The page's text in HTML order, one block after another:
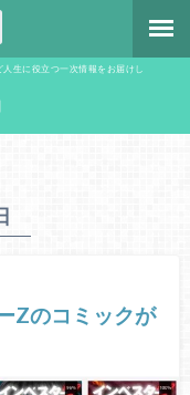
生に役立つ一次情報をお届けし
Zのコミックが